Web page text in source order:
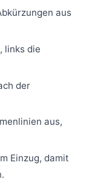
aus
links die
der
aus,
Einzug, damit